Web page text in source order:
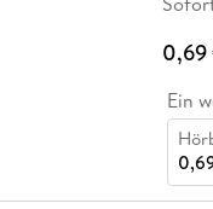
0,69
Ein